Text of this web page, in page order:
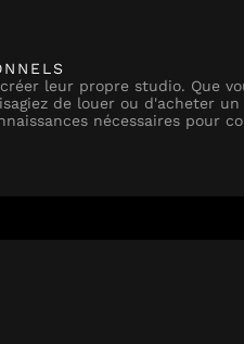
leur propre studio. Que
de louer ou d'acheter
nécessaires pour